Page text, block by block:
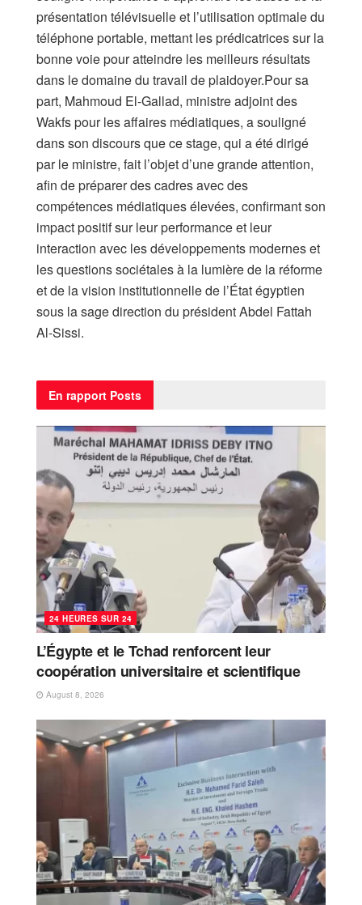
présentation télévisuelle et l’utilisation optimale du
téléphone portable, mettant les prédicatrices sur la
bonne voie pour atteindre les meilleurs résultats
dans le domaine du travail de plaidoyer.Pour sa
part, Mahmoud El-Gallad, ministre adjoint des
Wakfs pour les affaires médiatiques, a souligné
dans son discours que ce stage, qui a été dirigé
par le ministre, fait l’objet d’une grande attention,
afin de préparer des cadres avec des
compétences médiatiques élevées, confirmant son
impact positif sur leur performance et leur
interaction avec les développements modernes et
les questions sociétales à la lumière de la réforme
et de la vision institutionnelle de l’État égyptien
sous la sage direction du président Abdel Fattah
Al-Sissi.
En rapport Posts
24 HEURES SUR 24
L’Égypte et le Tchad renforcent leur
coopération universitaire et scientifique
August 8, 2026